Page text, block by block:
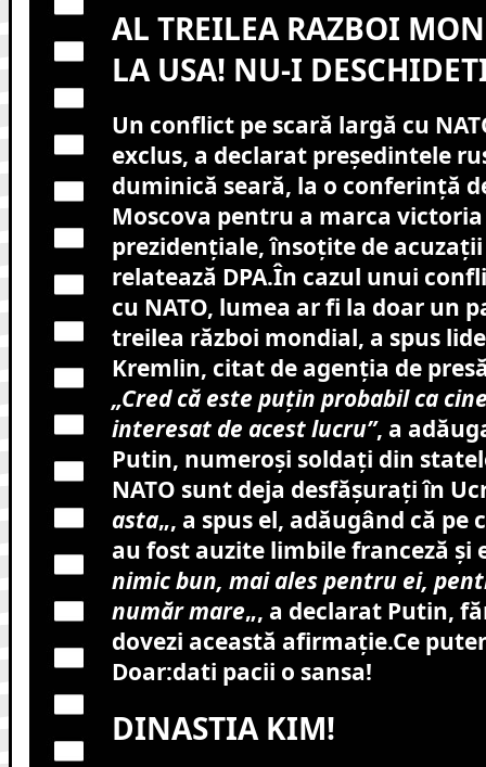
AL TREILEA RAZBOI
LA USA! NU-I
Un conflict pe scară largă cu
exclus, a declarat preşedintele
duminică seară, la o conferinţă
Moscova pentru a marca
prezidenţiale, însoţite de
relatează DPA.În cazul unui
cu NATO, lumea ar fi la doar un
treilea război mondial, a spus
Kremlin, citat de agenţia de
„Cred că este puţin probabil ca
interesat de acest lucru”, a
Putin, numeroşi soldaţi din
NATO sunt deja desfăşuraţi în
asta„, a spus el, adăugând că pe
au fost auzite limbile franceză şi
nimic bun, mai ales pentru ei,
număr mare„, a declarat Putin,
dovezi această afirmaţie.Ce
Doar:dati pacii o sansa!
DINASTIA KIM!